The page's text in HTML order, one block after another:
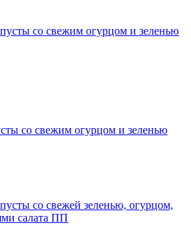
со свежим огурцом и зеленью